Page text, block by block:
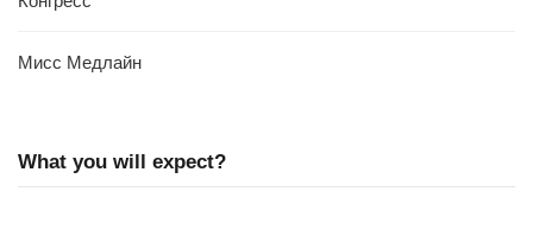
Мисс Медлайн
What you will expect?